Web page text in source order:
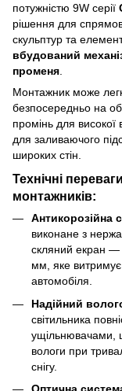
потужністю 9W серії
рішення для
скульптур та
вбудований
променя
Монтажник може
безпосередньо на
промінь для
для заливаючого
широких стін.
Технічні
монтажників:
Антикорозійна
виконане з
скляний екран —
мм, яке витримує
автомобіля.
Надійний
світильника
ущільнювачами,
вологи при
снігу.